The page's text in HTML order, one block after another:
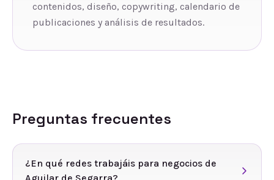
contenidos, diseño, copywriting, calendario de
publicaciones y análisis de resultados.
Preguntas frecuentes
¿En qué redes trabajáis para negocios de